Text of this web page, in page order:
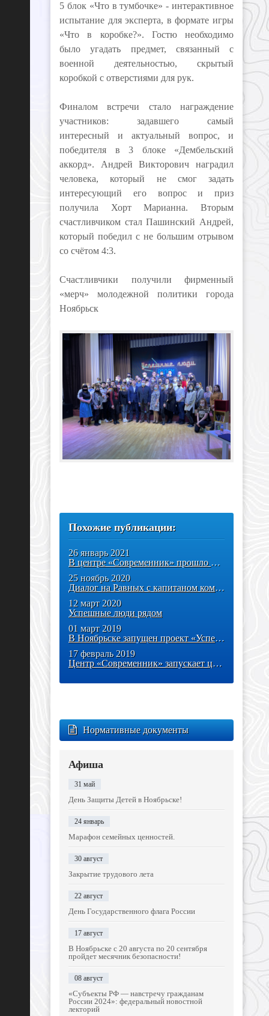
5 блок «Что в тумбочке» - интерактивное
испытание для эксперта, в формате игры
«Что в коробке?». Гостю необходимо
было угадать предмет, связанный с
военной деятельностью, скрытый
коробкой с отверстиями для рук.
Финалом встречи стало награждение
участников: задавшего самый
интересный и актуальный вопрос, и
победителя в 3 блоке «Дембельский
аккорд». Андрей Викторович наградил
человека, который не смог задать
интересующий его вопрос и приз
получила Хорт Марианна. Вторым
счастливчиком стал Пашинский Андрей,
который победил с не большим отрывом
со счётом 4:3.
Счастливчики получили фирменный
«мерч» молодежной политики города
Ноябрьск
Похожие публикации:
26 январь 2021
В центре «Современник» прошло диалоговое шоу «Успешные люди рядом»!
25 ноябрь 2020
Диалог на Равных с капитаном команды "Что? Где? Когда?" Алесем Мухиным
12 март 2020
Успешные люди рядом
01 март 2019
В Ноябрьске запущен проект «Успешные люди рядом»
17 февраль 2019
Центр «Современник» запускает цикл мероприятий «Успешные люди рядом»!
Нормативные документы
Афиша
31 май
День Защиты Детей в Ноябрьске!
24 январь
Марафон семейных ценностей.
30 август
Закрытие трудового лета
22 август
День Государственного флага России
17 август
В Ноябрьске с 20 августа по 20 сентября
пройдет месячник безопасности!
08 август
«Субъекты РФ — навстречу гражданам
России 2024»: федеральный новостной
лекторий